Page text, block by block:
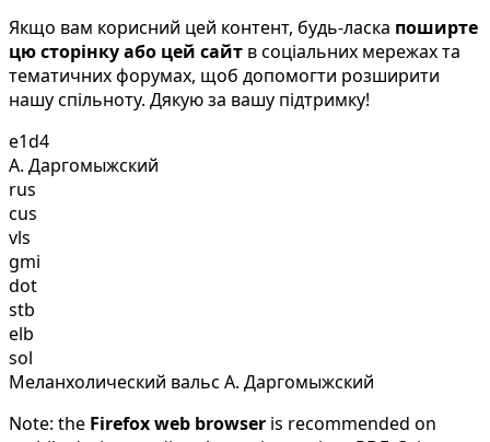
Якщо вам корисний цей контент, будь-ласка поширте
цю сторінку або цей сайт в соціальних мережах та
тематичних форумах, щоб допомогти розширити
нашу спільноту. Дякую за вашу підтримку!
e1d4
А. Даргомыжский
rus
cus
vls
gmi
dot
stb
elb
sol
Меланхолический вальс А. Даргомыжский
Note: the Firefox web browser is recommended on